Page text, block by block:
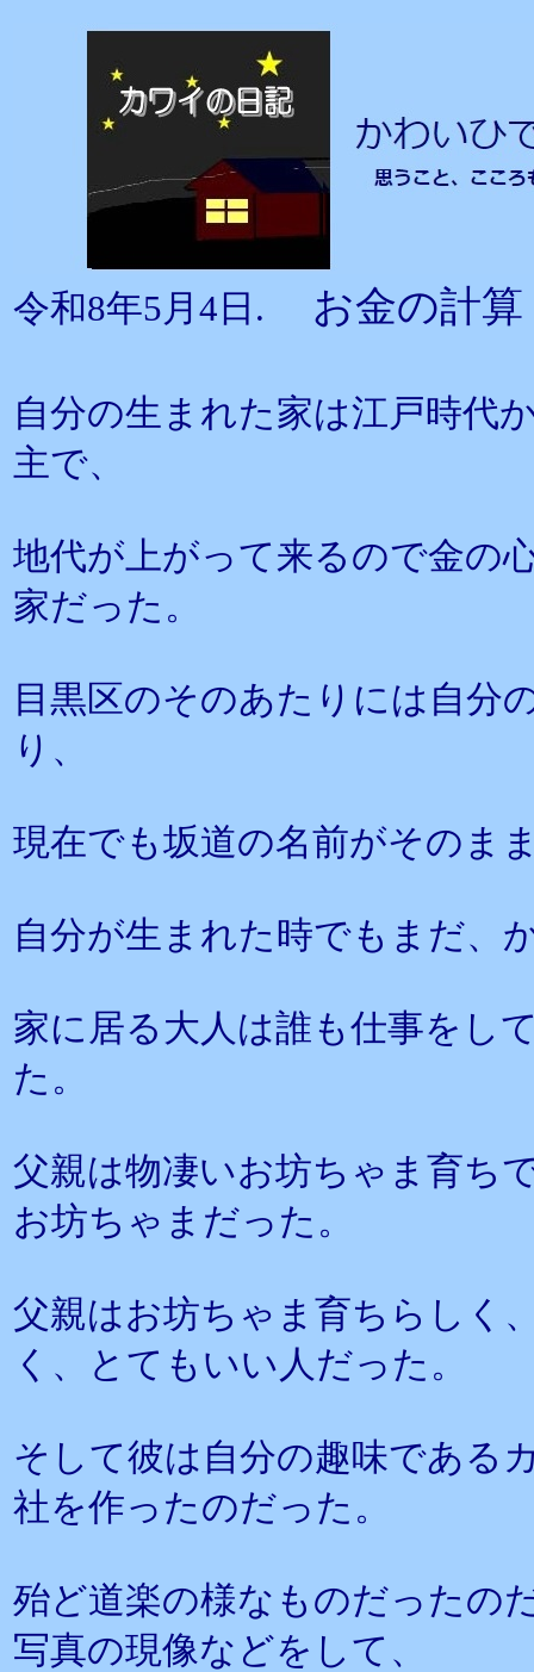
令和8年5月4日. お金の計
自分の生まれた家は江戸時代
主で、
地代が上がって来るので金の
家だった。
目黒区のそのあたりには自分
り、
現在でも坂道の名前がそのま
自分が生まれた時でもまだ、
家に居る大人は誰も仕事をし
た。
父親は物凄いお坊ちゃま育ち
お坊ちゃまだった。
父親はお坊ちゃま育ちらしく
く、とてもいい人だった。
そして彼は自分の趣味である
社を作ったのだった。
殆ど道楽の様なものだったの
写真の現像などをして、